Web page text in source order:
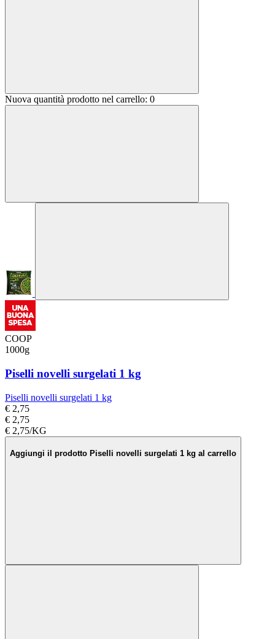
Nuova quantità prodotto nel carrello: 0
COOP
1000g
Piselli novelli surgelati 1 kg
Piselli novelli surgelati 1 kg
€ 2,75
€ 2,75
€ 2,75/KG
Aggiungi il prodotto Piselli novelli surgelati 1 kg al carrello